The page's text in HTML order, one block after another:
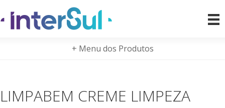
+ Menu dos Produtos
LIMPABEM CREME LIMPEZA